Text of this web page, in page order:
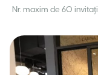
Nr. maxim de 60 invitați